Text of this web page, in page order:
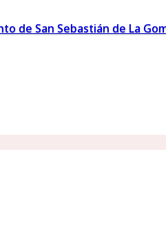
de San Sebastián de La